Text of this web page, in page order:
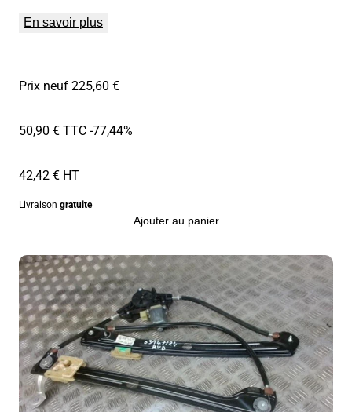
En savoir plus
Prix neuf 225,60 €
50,90 € TTC-77,44%
42,42 € HT
Livraison gratuite
Ajouter au panier